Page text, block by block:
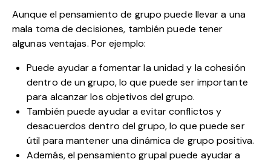
Aunque el pensamiento de grupo puede llevar a una
mala toma de decisiones, también puede tener
algunas ventajas. Por ejemplo:
Puede ayudar a fomentar la unidad y la cohesión
dentro de un grupo, lo que puede ser importante
para alcanzar los objetivos del grupo.
También puede ayudar a evitar conflictos y
desacuerdos dentro del grupo, lo que puede ser
útil para mantener una dinámica de grupo positiva.
Además, el pensamiento grupal puede ayudar a